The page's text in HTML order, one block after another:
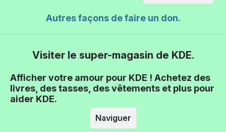
Autres façons de faire un don.
Visiter le super-magasin de KDE.
Afficher votre amour pour KDE ! Achetez des
livres, des tasses, des vêtements et plus pour
aider KDE.
Naviguer